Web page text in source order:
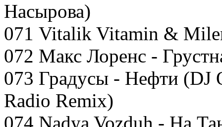
Насырова)
071 Vitalik Vitamin &
072 Макс Лоренс -
073 Градусы - Нефти (DJ
Radio Remix)